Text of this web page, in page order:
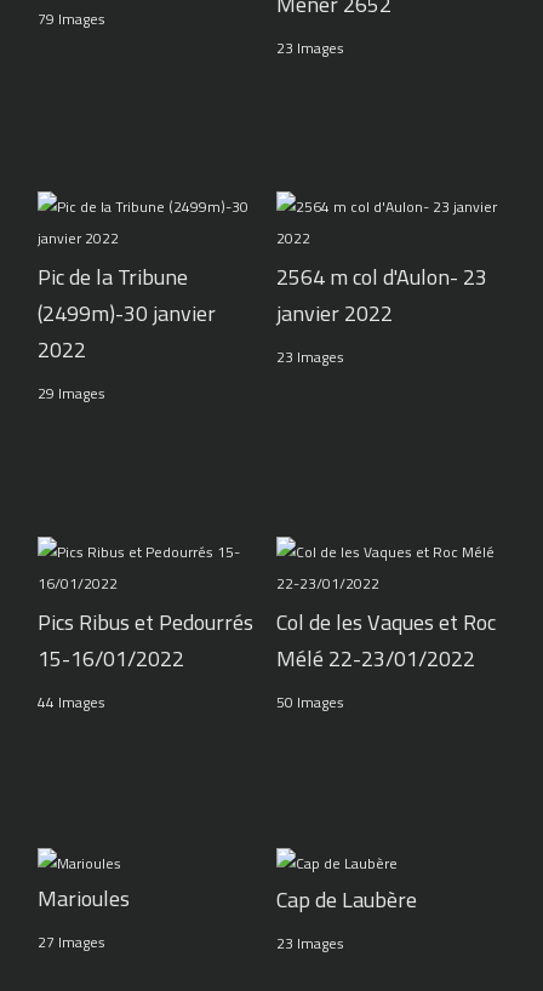
79 Images
23 Images
Pic de la Tribune
(2499m)-30 janvier
2022
29 Images
2564 m col d'Aulon- 23
janvier 2022
23 Images
Pics Ribus et Pedourrés
15-16/01/2022
44 Images
Col de les Vaques et Roc
Mélé 22-23/01/2022
50 Images
Marioules
27 Images
Cap de Laubère
23 Images